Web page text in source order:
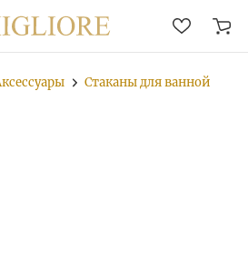
Стаканы для ванной